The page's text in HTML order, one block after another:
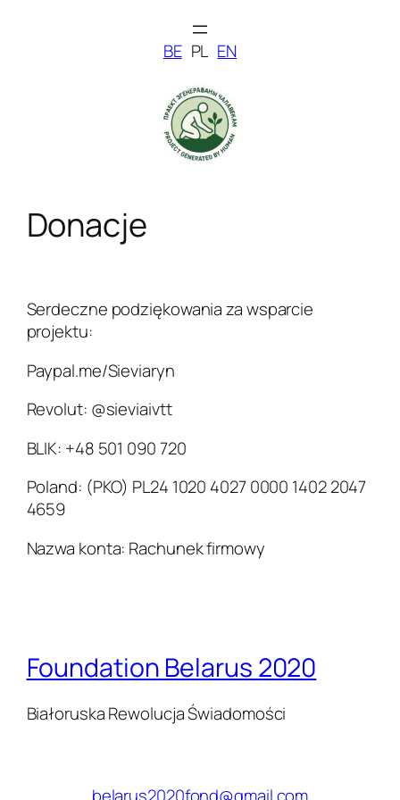
BE PL EN
Donacje
Serdeczne podziękowania za wsparcie
projektu:
Paypal.me/Sieviaryn
Revolut: @sieviaivtt
BLIK: +48 501 090 720
Poland: (PKO) PL24 1020 4027 0000 1402 2047
4659
Nazwa konta: Rachunek firmowy
Foundation Belarus 2020
Białoruska Rewolucja Świadomości